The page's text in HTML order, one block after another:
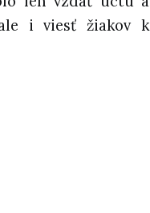
i viesť žiakov k